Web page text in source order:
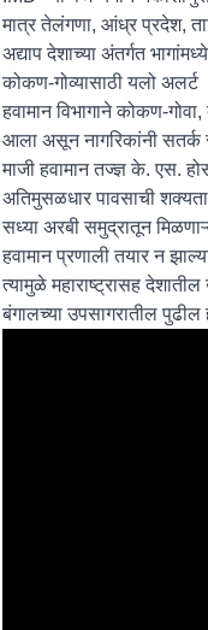
मात्र तेलंगणा, आंध्र प्रदेश,
अद्याप देशाच्या अंतर्गत
कोकण-गोव्यासाठी यलो अलर्ट
हवामान विभागाने कोकण-
आला असून नागरिकांनी
माजी हवामान तज्ज्ञ के. एस.
अतिमुसळधार पावसाची
सध्या अरबी समुद्रातून
हवामान प्रणाली तयार न
त्यामुळे महाराष्ट्रासह
बंगालच्या उपसागरातील